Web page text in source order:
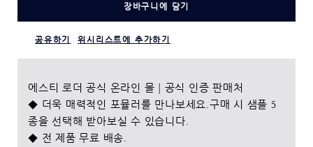
장바구니에 담기
공유하기 위시리스트에 추가하기
에스티 로더 공식 온라인 몰 | 공식 인증 판매처
◆ 더욱 매력적인 포뮬러를 만나보세요.구매 시 샘플 5
종을 선택해 받아보실 수 있습니다.
◆ 전 제품 무료 배송.